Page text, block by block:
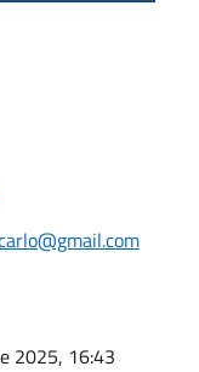
2025, 16:43